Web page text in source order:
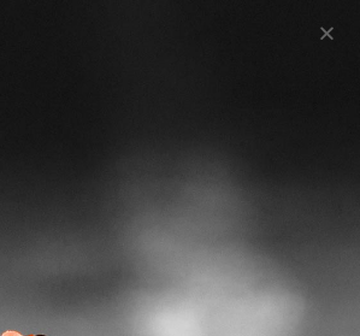
Saarland
Spieler